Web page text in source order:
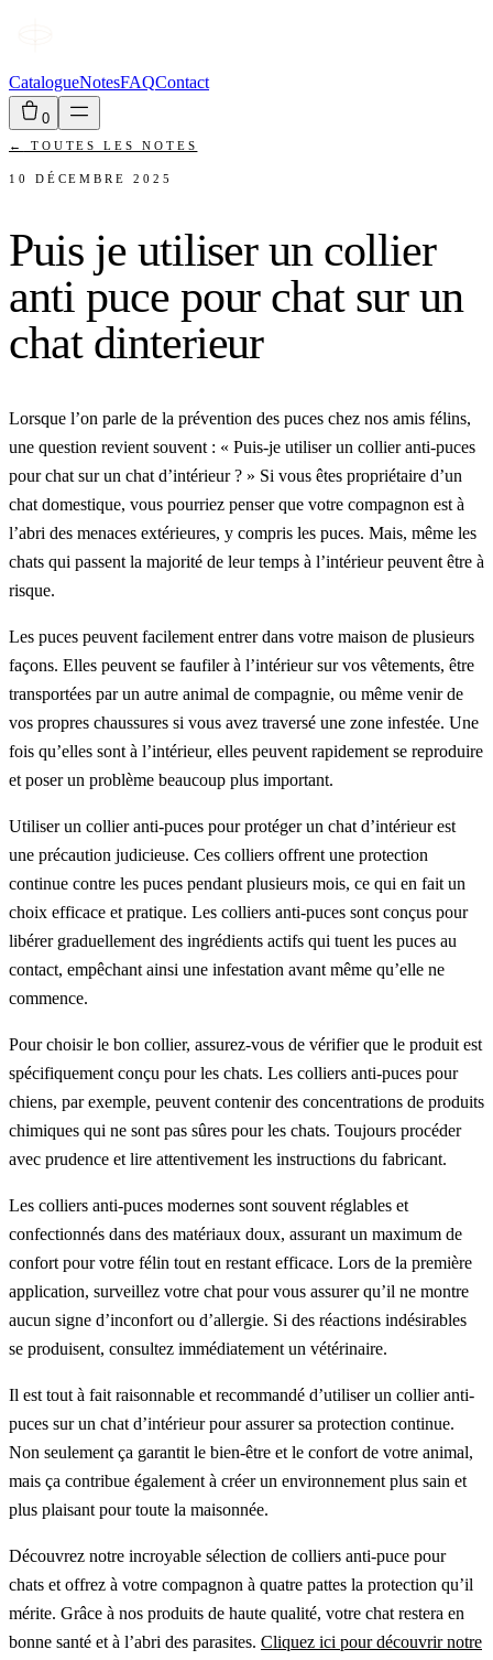
CatalogueNotesFAQContact
0
← TOUTES LES NOTES
10 DÉCEMBRE 2025
Puis je utiliser un collier
anti puce pour chat sur un
chat dinterieur
Lorsque l’on parle de la prévention des puces chez nos amis félins,
une question revient souvent : « Puis-je utiliser un collier anti-puces
pour chat sur un chat d’intérieur ? » Si vous êtes propriétaire d’un
chat domestique, vous pourriez penser que votre compagnon est à
l’abri des menaces extérieures, y compris les puces. Mais, même les
chats qui passent la majorité de leur temps à l’intérieur peuvent être à
risque.
Les puces peuvent facilement entrer dans votre maison de plusieurs
façons. Elles peuvent se faufiler à l’intérieur sur vos vêtements, être
transportées par un autre animal de compagnie, ou même venir de
vos propres chaussures si vous avez traversé une zone infestée. Une
fois qu’elles sont à l’intérieur, elles peuvent rapidement se reproduire
et poser un problème beaucoup plus important.
Utiliser un collier anti-puces pour protéger un chat d’intérieur est
une précaution judicieuse. Ces colliers offrent une protection
continue contre les puces pendant plusieurs mois, ce qui en fait un
choix efficace et pratique. Les colliers anti-puces sont conçus pour
libérer graduellement des ingrédients actifs qui tuent les puces au
contact, empêchant ainsi une infestation avant même qu’elle ne
commence.
Pour choisir le bon collier, assurez-vous de vérifier que le produit est
spécifiquement conçu pour les chats. Les colliers anti-puces pour
chiens, par exemple, peuvent contenir des concentrations de produits
chimiques qui ne sont pas sûres pour les chats. Toujours procéder
avec prudence et lire attentivement les instructions du fabricant.
Les colliers anti-puces modernes sont souvent réglables et
confectionnés dans des matériaux doux, assurant un maximum de
confort pour votre félin tout en restant efficace. Lors de la première
application, surveillez votre chat pour vous assurer qu’il ne montre
aucun signe d’inconfort ou d’allergie. Si des réactions indésirables
se produisent, consultez immédiatement un vétérinaire.
Il est tout à fait raisonnable et recommandé d’utiliser un collier anti-
puces sur un chat d’intérieur pour assurer sa protection continue.
Non seulement ça garantit le bien-être et le confort de votre animal,
mais ça contribue également à créer un environnement plus sain et
plus plaisant pour toute la maisonnée.
Découvrez notre incroyable sélection de colliers anti-puce pour
chats et offrez à votre compagnon à quatre pattes la protection qu’il
mérite. Grâce à nos produits de haute qualité, votre chat restera en
bonne santé et à l’abri des parasites. Cliquez ici pour découvrir notre